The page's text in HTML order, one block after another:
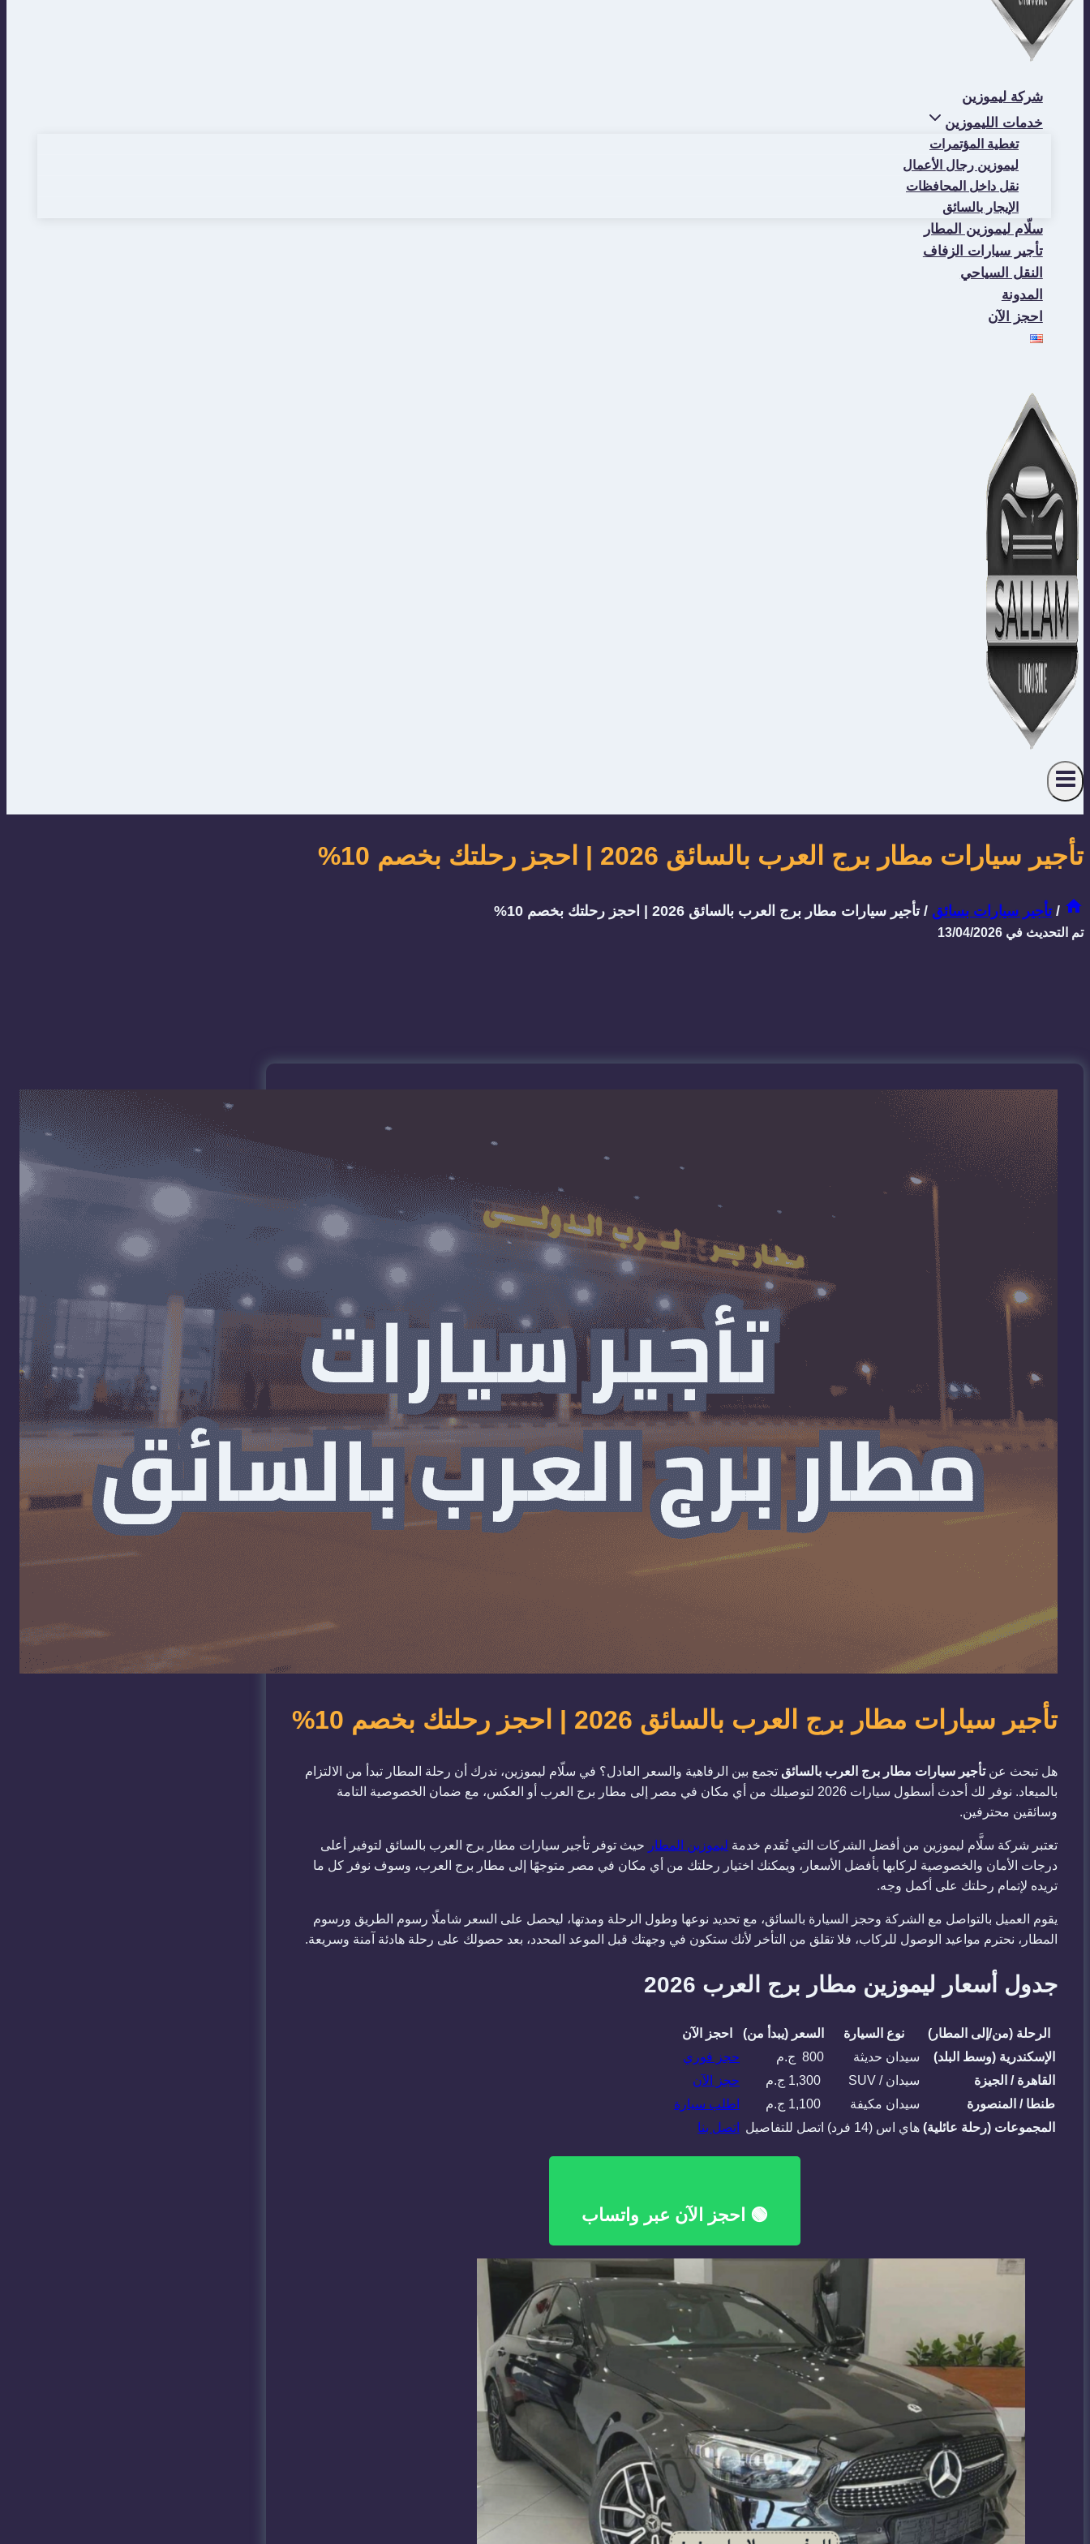
شركة ليموزين
خدمات الليموزين
تغطية المؤتمرات
ليموزين رجال الأعمال
نقل داخل المحافظات
الإيجار بالسائق
سلّام ليموزين المطار
تأجير سيارات الزفاف
النقل السياحي
المدونة
احجز الآن
تأجير سيارات مطار برج العرب بالسائق 2026 | احجز رحلتك بخصم 10%
/ تأجير سيارات بسائق / تأجير سيارات مطار برج العرب بالسائق 2026 | احجز رحلتك بخصم 10%
تم التحديث في 13/04/2026
تأجير سيارات مطار برج العرب بالسائق 2026 | احجز رحلتك بخصم 10%
هل تبحث عنتأجير سيارات مطار برج العرب بالسائق تجمع بين الرفاهية والسعر العادل؟ في سلّام ليموزين، ندرك أن رحلة المطار تبدأ من الالتزام
بالميعاد. نوفر لك أحدث أسطول سيارات 2026 لتوصيلك من أي مكان في مصر إلى مطار برج العرب أو العكس، مع ضمان الخصوصية التامة
وسائقين محترفين.
تعتبر شركة سلَّام ليموزين من أفضل الشركات التي تُقدم خدمة ليموزين المطار حيث توفر تأجير سيارات مطار برج العرب بالسائق لتوفير أعلى
درجات الأمان والخصوصية لركابها بأفضل الأسعار، ويمكنك اختيار رحلتك من أي مكان في مصر متوجهًا إلى مطار برج العرب، وسوف نوفر كل ما
تريده لإتمام رحلتك على أكمل وجه.
يقوم العميل بالتواصل مع الشركة وحجز السيارة بالسائق، مع تحديد نوعها وطول الرحلة ومدتها، ليحصل على السعر شاملًا رسوم الطريق ورسوم
المطار، نحترم مواعيد الوصول للركاب، فلا تقلق من التأخر لأنك ستكون في وجهتك قبل الموعد المحدد، بعد حصولك على رحلة هادئة آمنة وسريعة.
جدول أسعار ليموزين مطار برج العرب 2026
الرحلة (من/إلى المطار) نوع السيارة السعر (يبدأ من)
احجز الآن
الإسكندرية (وسط البلد)
سيدان حديثة 800 ج.م
حجز فوري
القاهرة / الجيزة
سيدان / SUV
حجز الآن
طنطا / المنصورة
سيدان مكيفة
اطلب سيارة
المجموعات (رحلة عائلية) هاي اس (14 فرد) اتصل للتفاصيل اتصل بنا
🟢 احجز الآن عبر واتساب